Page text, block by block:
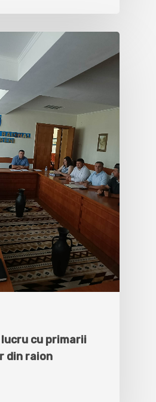
cu primarii
din raion